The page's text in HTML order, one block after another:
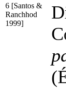
6 [Santos &
Ranchhod
1999]